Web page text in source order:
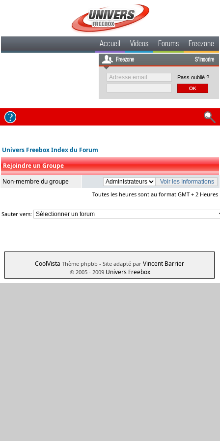
Accueil Videos Forums Freezone
Freezone S'inscrire
Pass oublié ?
Univers Freebox Index du Forum
Rejoindre un Groupe
Non-membre du groupe
Toutes les heures sont au format GMT + 2 Heures
Sauter vers:
CoolVista Thème phpbb - Site adapté par Vincent Barrier
© 2005 - 2009 Univers Freebox